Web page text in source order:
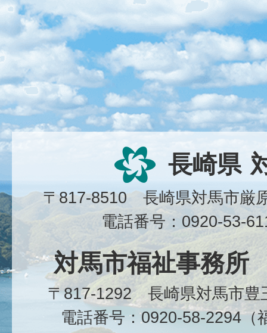
長崎県
〒817-8510 長崎県対馬市
電話番号：0920-53-
対馬市福祉事務所
〒817-1292 長崎県対馬市
電話番号：0920-58-2294（